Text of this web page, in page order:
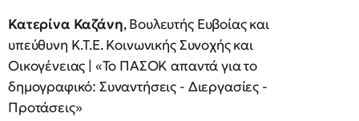
Κατερίνα Καζάνη, Βουλευτής Ευβοίας και
υπεύθυνη Κ.Τ.Ε. Κοινωνικής Συνοχής και
Οικογένειας | «Το ΠΑΣΟΚ απαντά για το
δημογραφικό: Συναντήσεις - Διεργασίες -
Προτάσεις»